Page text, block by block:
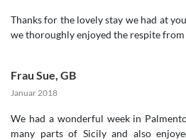
Thanks for the lovely stay we had at
we thoroughly enjoyed the respite from
Frau Sue GB
Januar 2018
We had a wonderful week in
many parts of Sicily and also